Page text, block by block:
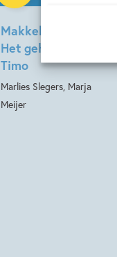
Makkelijk & Leuk –
Het geheim van
Timo
Marlies Slegers, Marja
Meijer